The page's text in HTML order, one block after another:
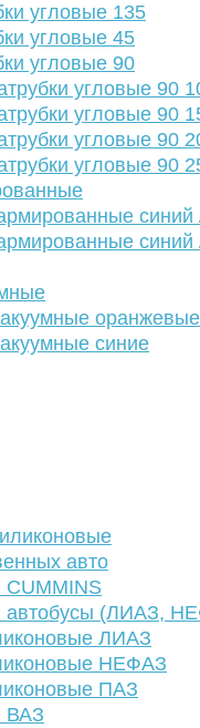
угловые 135
угловые 45
угловые 90
угловые 90
угловые 90
угловые 90
угловые 90
синий
синий
оранжевые
синие
авто
CUMMINS
автобусы (ЛИАЗ,
ЛИАЗ
НЕФАЗ
ПАЗ
ВАЗ